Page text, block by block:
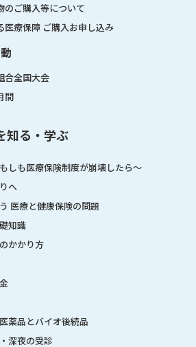
のご購入等について
医療保障 ご購入お申し込み
合全国大会
間
知る・学ぶ
しも医療保険制度が崩壊したら〜
へ
医療と健康保険の問題
知識
かかり方
薬品とバイオ後続品
深夜の受診